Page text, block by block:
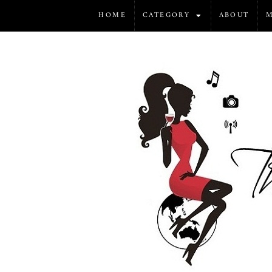
HOME CATEGORY ABOUT